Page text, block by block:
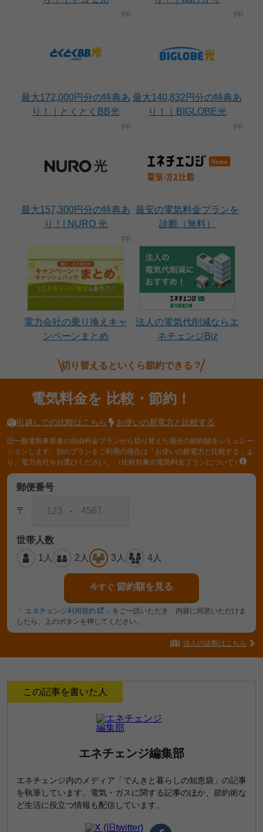
最大172,000円分の特典あ
り！｜とくとくBB光
最大140,832円分の特典あ
り！｜BIGLOBE光
最大157,300円分の特典あ
り！| NURO 光
最安の電気料金プランを
診断（無料）
電力会社の乗り換えキャ
ンペーンまとめ
法人の電気代削減ならエ
ネチェンジBiz
切り替えるといくら節約できる？
電気料金を 比較・節約！
引越しでの比較はこちら お使いの新電力と比較する
旧一般電気事業者の自由料金プランから切り替えた場合の節約額をシミュレー
ションします。別のプランをご利用の場合は「お使いの新電力と比較する」よ
り、電力会社をお選びください。
（比較対象の電気料金プランについて）
郵便番号
〒 -
世帯人数
1人
2人 3人 4人
今すぐ 節約額を見る
「 エネチェンジ利用規約
」をご一読いただき、内容に同意いただけま
したら、上のボタンを押してください。
法人の診断はこちら
この記事を書いた人
エネチェンジ編集部
エネチェンジ内のメディア「でんきと暮らしの知恵袋」の記事
を執筆しています。電気・ガスに関する記事のほか、節約術な
ど生活に役立つ情報も配信しています。